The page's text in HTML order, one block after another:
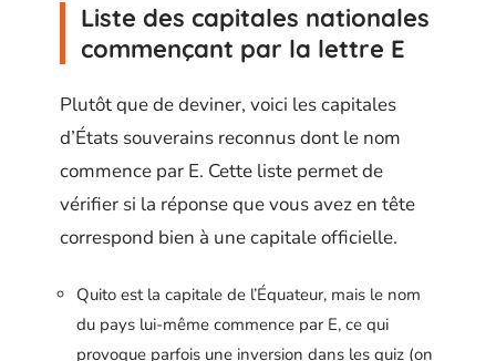
Liste des capitales nationales
commençant par la lettre E
Plutôt que de deviner, voici les capitales
d’États souverains reconnus dont le nom
commence par E. Cette liste permet de
vérifier si la réponse que vous avez en tête
correspond bien à une capitale officielle.
Quito est la capitale de l’Équateur, mais le nom
du pays lui-même commence par E, ce qui
provoque parfois une inversion dans les quiz (on